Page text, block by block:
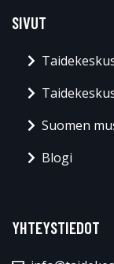
SIVUT
Suomen
Blogi
YHTEYSTIEDOT